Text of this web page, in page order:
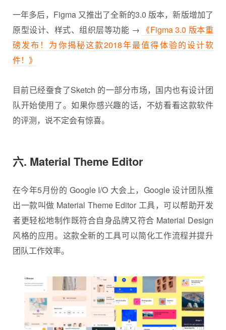
一年多后，Figma 又推出了全新的3.0 版本，新版增加了
原型设计、样式、组织层等功能 → 《Figma 3.0 版本重
磅发布！为你揭秘这款2018年最值得体验的设计软
件！》
目前已经蚕食了Sketch 的一部分市场，国内也有设计团
队开始使用了。如果你感兴趣的话，不妨看看这款软件
的评测，说不定会有惊喜。
六. Material Theme Editor
在今年5月份的 Google I/O 大会上，Google 设计团队推
出一款叫做 Material Theme Editor 工具，可以帮助开发
者更轻松地制作既符合自身品牌又符合 Material Design
风格的应用。这款全新的工具可以简化工作流程并提升
团队工作效率。